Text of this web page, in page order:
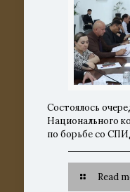
Состоялось
Национального
по борьбе со
Read